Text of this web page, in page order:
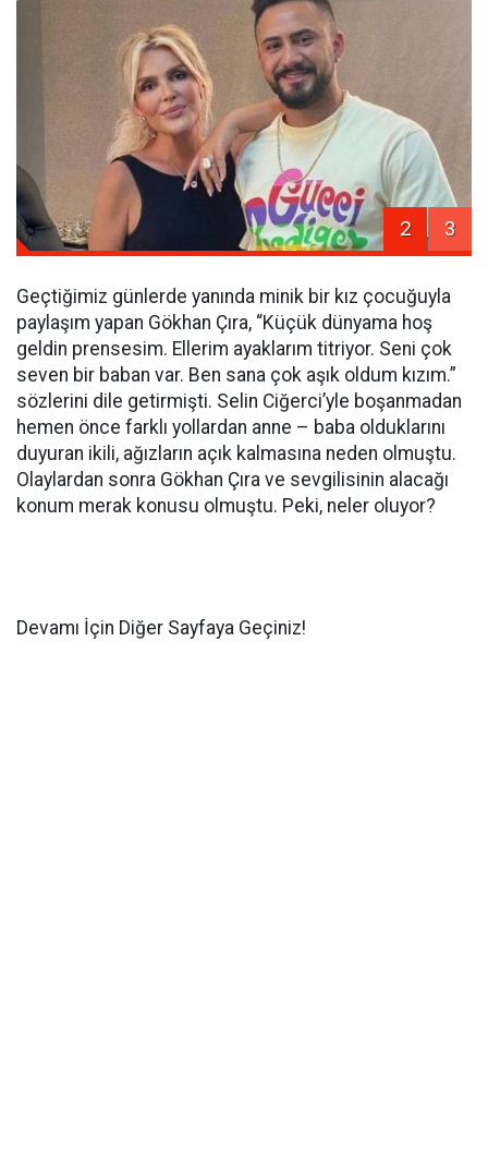
2 3
Geçtiğimiz günlerde yanında minik bir kız çocuğuyla
paylaşım yapan Gökhan Çıra, “Küçük dünyama hoş
geldin prensesim. Ellerim ayaklarım titriyor. Seni çok
seven bir baban var. Ben sana çok aşık oldum kızım.”
sözlerini dile getirmişti. Selin Ciğerci’yle boşanmadan
hemen önce farklı yollardan anne – baba olduklarını
duyuran ikili, ağızların açık kalmasına neden olmuştu.
Olaylardan sonra Gökhan Çıra ve sevgilisinin alacağı
konum merak konusu olmuştu. Peki, neler oluyor?
Devamı İçin Diğer Sayfaya Geçiniz!